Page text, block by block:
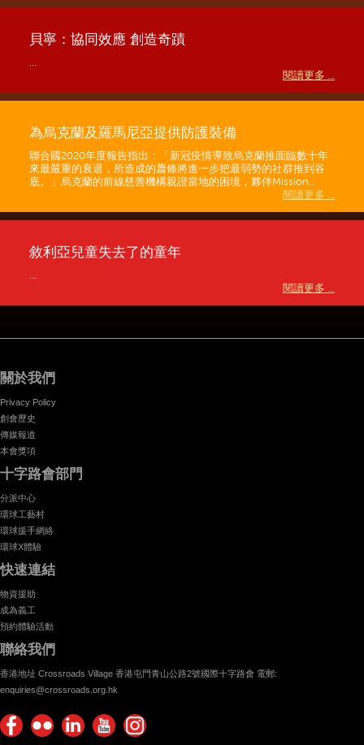
貝寧：協同效應 創造奇蹟
...
閱讀更多 ...
為烏克蘭及羅馬尼亞提供防護裝備
聯合國2020年度報告指出：「新冠疫情導致烏克蘭推面臨數十年
來最嚴重的衰退，所造成的蕭條將進一步把最弱勢的社群推到谷
底。」烏克蘭的前線慈善機構親證當地的困境，夥伴Mission...
閱讀更多 ...
敘利亞兒童失去了的童年
...
閱讀更多 ...
關於我們
Privacy Policy
創會歷史
傳媒報道
本會獎項
十字路會部門
分派中心
環球工藝村
環球援手網絡
環球X體驗
快速連結
物資援助
成為義工
預約體驗活動
聯絡我們
香港地址 Crossroads Village 香港屯門青山公路2號國際十字路會 電郵:
enquiries@crossroads.org.hk